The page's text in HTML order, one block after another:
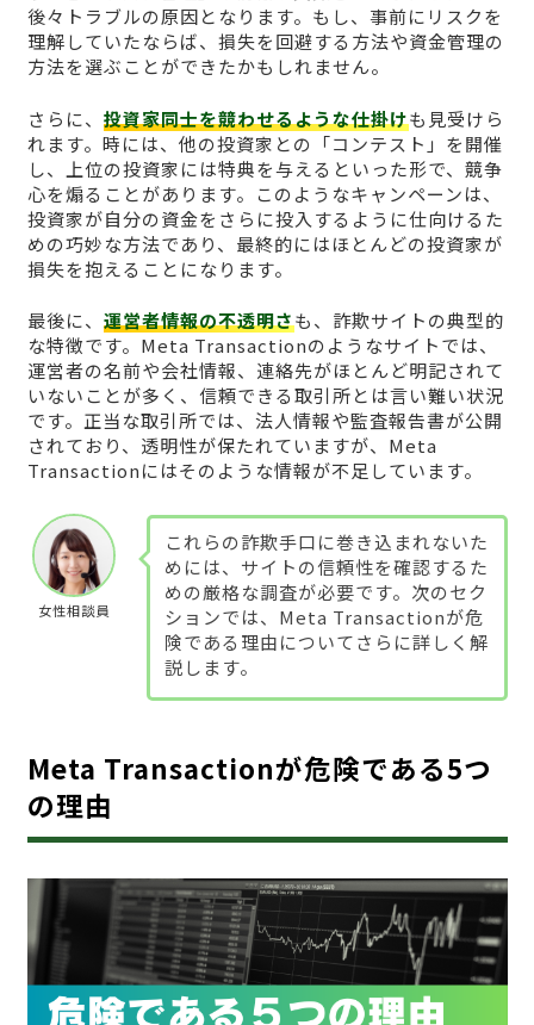
後々トラブルの原因となります。もし、事前にリスクを
理解していたならば、損失を回避する方法や資金管理の
方法を選ぶことができたかもしれません。
さらに、 投資家同士を競わせるような仕掛けも見受けら
れます。時には、他の投資家との「コンテスト」を開催
し、上位の投資家には特典を与えるといった形で、競争
心を煽ることがあります。このようなキャンペーンは、
投資家が自分の資金をさらに投入するように仕向けるた
めの巧妙な方法であり、最終的にはほとんどの投資家が
損失を抱えることになります。
最後に、 運営者情報の不透明さも、詐欺サイトの典型的
な特徴です。Meta Transactionのようなサイトでは、
運営者の名前や会社情報、連絡先がほとんど明記されて
いないことが多く、信頼できる取引所とは言い難い状況
です。正当な取引所では、法人情報や監査報告書が公開
されており、透明性が保たれていますが、Meta
Transactionにはそのような情報が不足しています。
女性相談員
これらの詐欺手口に巻き込まれないた
めには、サイトの信頼性を確認するた
めの厳格な調査が必要です。次のセク
ションでは、Meta Transactionが危
険である理由についてさらに詳しく解
説します。
Meta Transactionが危険である5つ
の理由